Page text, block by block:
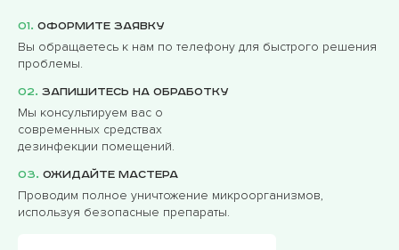
01. Оформите заявку
Вы обращаетесь к нам по телефону для быстрого решения
проблемы.
02. Запишитесь на обработку
Мы консультируем вас о
современных средствах
дезинфекции помещений.
03. Ожидайте мастера
Проводим полное уничтожение микроорганизмов,
используя безопасные препараты.